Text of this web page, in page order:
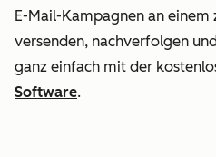
E-Mail-Kampagnen an
versenden, nachverfolgen
ganz einfach mit der
Software.